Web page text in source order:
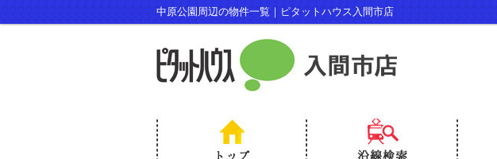
中原公園周辺の物件一覧｜ピタットハウス入間市店